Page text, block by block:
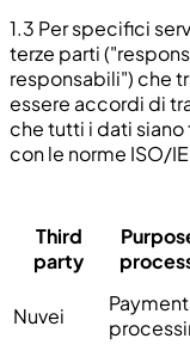
1.3 Per specifici
terze parti
responsabili") che
essere accordi di
che tutti i dati siano
con le norme ISO/
Third
party
Nuvei
Payment